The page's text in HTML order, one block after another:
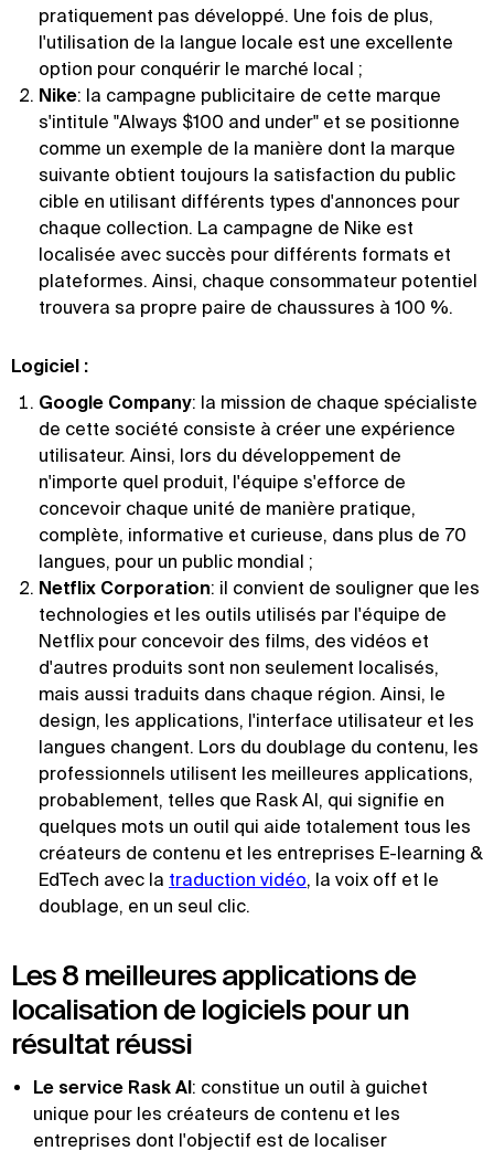
pratiquement pas développé. Une fois de plus,
l'utilisation de la langue locale est une excellente
option pour conquérir le marché local ;
Nike: la campagne publicitaire de cette marque
s'intitule "Always $100 and under" et se positionne
comme un exemple de la manière dont la marque
suivante obtient toujours la satisfaction du public
cible en utilisant différents types d'annonces pour
chaque collection. La campagne de Nike est
localisée avec succès pour différents formats et
plateformes. Ainsi, chaque consommateur potentiel
trouvera sa propre paire de chaussures à 100 %.
Logiciel :
Google Company: la mission de chaque spécialiste
de cette société consiste à créer une expérience
utilisateur. Ainsi, lors du développement de
n'importe quel produit, l'équipe s'efforce de
concevoir chaque unité de manière pratique,
complète, informative et curieuse, dans plus de 70
langues, pour un public mondial ;
Netflix Corporation: il convient de souligner que les
technologies et les outils utilisés par l'équipe de
Netflix pour concevoir des films, des vidéos et
d'autres produits sont non seulement localisés,
mais aussi traduits dans chaque région. Ainsi, le
design, les applications, l'interface utilisateur et les
langues changent. Lors du doublage du contenu, les
professionnels utilisent les meilleures applications,
probablement, telles que Rask AI, qui signifie en
quelques mots un outil qui aide totalement tous les
créateurs de contenu et les entreprises E-learning &
EdTech avec la traduction vidéo, la voix off et le
doublage, en un seul clic.
Les 8 meilleures applications de
localisation de logiciels pour un
résultat réussi
Le service Rask AI: constitue un outil à guichet
unique pour les créateurs de contenu et les
entreprises dont l'objectif est de localiser